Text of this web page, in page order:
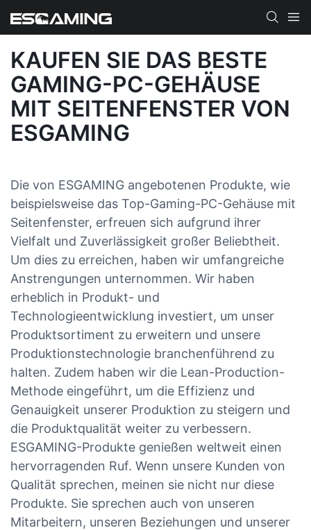
KAUFEN SIE DAS BESTE
GAMING-PC-GEHÄUSE
MIT SEITENFENSTER VON
ESGAMING
Die von ESGAMING angebotenen Produkte, wie
beispielsweise das Top-Gaming-PC-Gehäuse mit
Seitenfenster, erfreuen sich aufgrund ihrer
Vielfalt und Zuverlässigkeit großer Beliebtheit.
Um dies zu erreichen, haben wir umfangreiche
Anstrengungen unternommen. Wir haben
erheblich in Produkt- und
Technologieentwicklung investiert, um unser
Produktsortiment zu erweitern und unsere
Produktionstechnologie branchenführend zu
halten. Zudem haben wir die Lean-Production-
Methode eingeführt, um die Effizienz und
Genauigkeit unserer Produktion zu steigern und
die Produktqualität weiter zu verbessern.
ESGAMING-Produkte genießen weltweit einen
hervorragenden Ruf. Wenn unsere Kunden von
Qualität sprechen, meinen sie nicht nur diese
Produkte. Sie sprechen auch von unseren
Mitarbeitern, unseren Beziehungen und unserer